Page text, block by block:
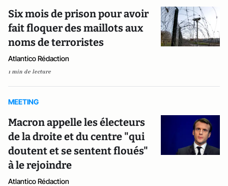
Six mois de prison pour avoir
fait floquer des maillots aux
noms de terroristes
Atlantico Rédaction
1 min de lecture
MEETING
Macron appelle les électeurs
de la droite et du centre "qui
doutent et se sentent floués"
à le rejoindre
Atlantico Rédaction